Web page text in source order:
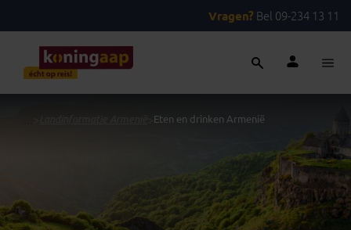
Vragen? Bel 09-234 13 11
Eten en drinken Armenië